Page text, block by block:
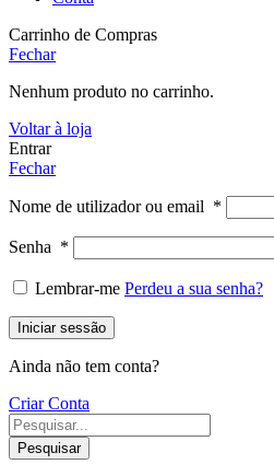
Carrinho de Compras
Fechar
Nenhum produto no carrinho.
Voltar à loja
Entrar
Fechar
Nome de utilizador ou email *
Senha *
Lembrar-me Perdeu a sua senha?
Iniciar sessão
Ainda não tem conta?
Criar Conta
Pesquisar